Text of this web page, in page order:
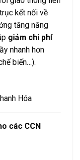
kết nối về
tăng năng
giảm chi phí
nhanh hơn
biến…).
Hóa
các CCN